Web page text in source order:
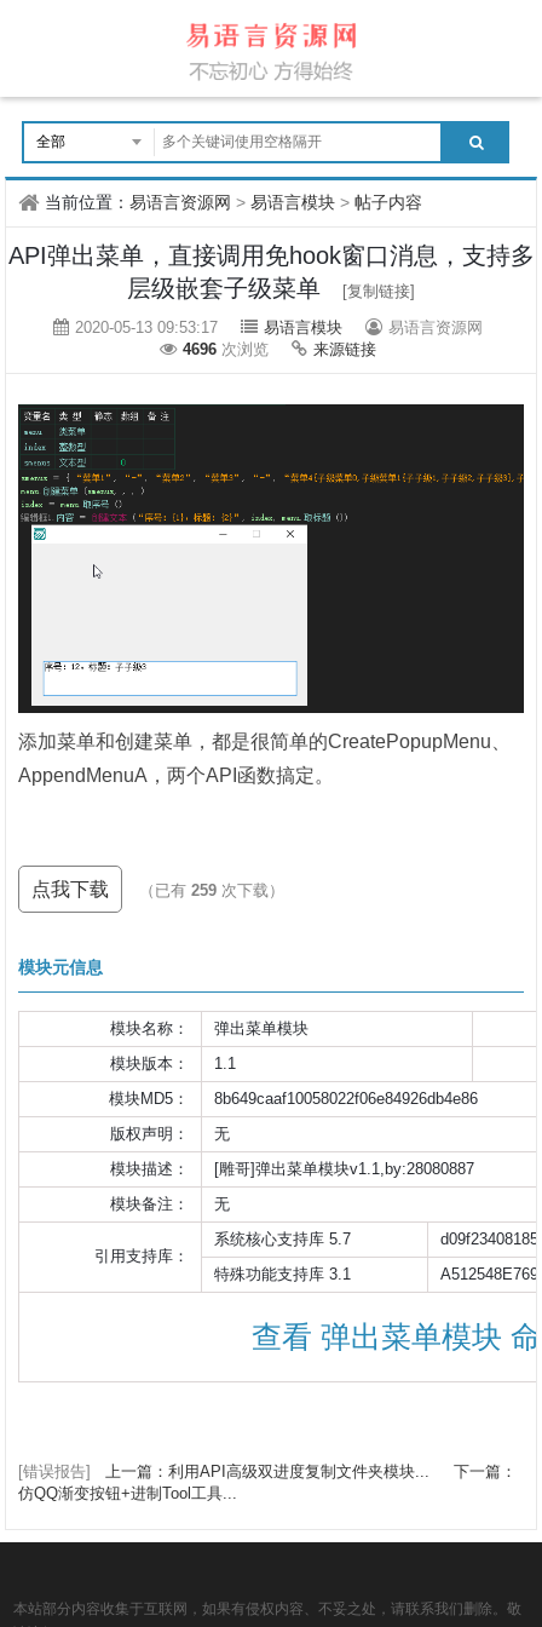
当前位置：易语言资源网 >易语言模块 >帖子内容
API弹出菜单，直接调用免hook窗口消息，支持多
层级嵌套子级菜单
[复制链接]
2020-05-13 09:53:17
易语言模块
易语言资源网
4696 次浏览 来源链接
添加菜单和创建菜单，都是很简单的CreatePopupMenu、
AppendMenuA，两个API函数搞定。
点我下载 （已有259 次下载）
模块元信息
模块名称：
弹出菜单模块
模块版本：
1.1
模块MD5：
8b649caaf10058022f06e84926db4e86
版权声明：
无
模块描述：
[雕哥]弹出菜单模块v1.1,by:28080887
模块备注：
无
引用支持库：
系统核心支持库 5.7
特殊功能支持库 3.1
查看 弹出菜单模块
[错误报告] 上一篇：利用API高级双进度复制文件夹模块...
下一篇：
仿QQ渐变按钮+进制Tool工具...
本站部分内容收集于互联网，如果有侵权内容、不妥之处，请联系我们删除。敬